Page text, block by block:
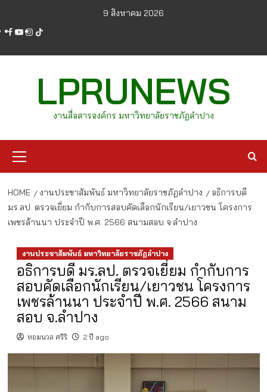
content
9 สิงหาคม 2026
facebook
youtube
instagram
tiktok
LPRUNEWS
งานสื่อสารองค์กร มหาวิทยาลัยราชภัฏลำปาง
Menu
HOME งานประชาสัมพันธ์ มหาวิทยาลัยราชภัฏลำปาง
อธิการบดี
มร.ลป. ตรวจเยี่ยม กำกับการสอบคัดเลือกนักเรียน/เยาวชน โครงการ
เพชรล้านนา ประจำปี พ.ศ. 2566 สนามสอบ จ.ลำปาง
งานประชาสัมพันธ์ มหาวิทยาลัยราชภัฏลำปาง
อธิการบดี มร.ลป. ตรวจเยี่ยม กำกับการ
สอบคัดเลือกนักเรียน/เยาวชน โครงการ
เพชรล้านนา ประจำปี พ.ศ. 2566 สนาม
สอบ จ.ลำปาง
หอมนวล ศรีริ 2 ปี ago